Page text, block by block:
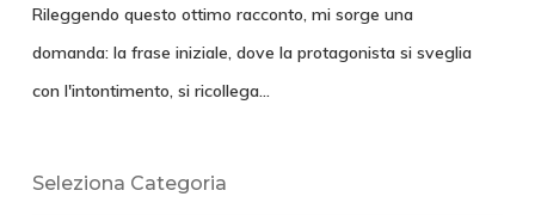
Rileggendo questo ottimo racconto, mi sorge una
domanda: la frase iniziale, dove la protagonista si sveglia
con l'intontimento, si ricollega…
Seleziona Categoria